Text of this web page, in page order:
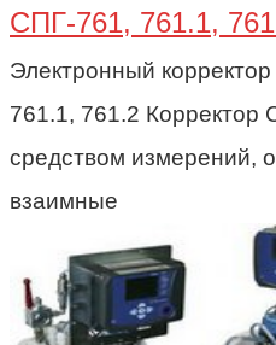
СПГ-761, 761.1,
Электронный
761.1, 761.2 Корректор
средством измерений,
взаимные